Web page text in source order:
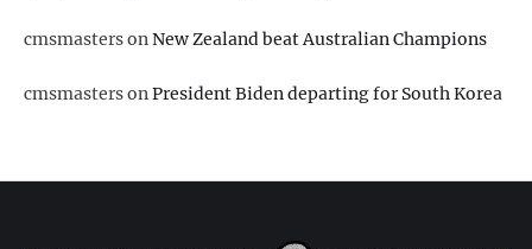
cmsmastersonNew Zealand beat Australian Champions
cmsmastersonPresident Biden departing for South Korea